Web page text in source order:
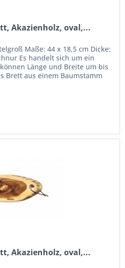
Akazienholz, oval,...
Maße: 44 x 18,5 cm Dicke:
Es handelt sich um ein
Länge und Breite um bis
Brett aus einem Baumstamm
Akazienholz, oval,...